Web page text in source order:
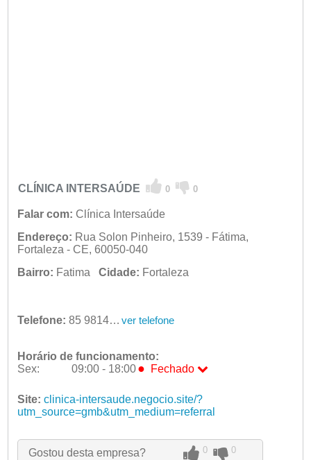
CLÍNICA INTERSAÚDE 0 0
Falar com: Clínica Intersaúde
Endereço: Rua Solon Pinheiro, 1539 - Fátima,
Fortaleza - CE, 60050-040
Bairro: Fatima Cidade: Fortaleza
Telefone: 85 98146-9708 ver telefone
Horário de funcionamento:
Sex:
09:00 - 18:00 ● Fechado
Ter:
09:00 - 18:00
Qua:
09:00 - 18:00
Sex:
09:00 - 18:00●Fechado
Sáb:
Fechado
Site: clinica-intersaude.negocio.site/?
utm_source=gmb&utm_medium=referral
Gostou desta empresa? 0 0